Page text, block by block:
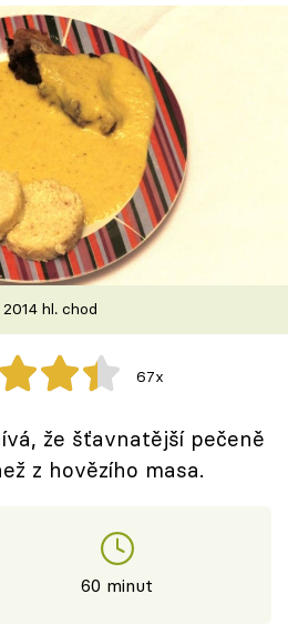
hl. chod
67x
že šťavnatější pečeně
z hovězího masa.
60 minut